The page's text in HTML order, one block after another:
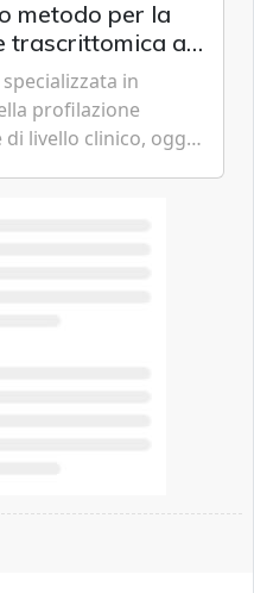
metodo per la
trascrittomica a
istologici
in
profilazione
livello clinico, oggi